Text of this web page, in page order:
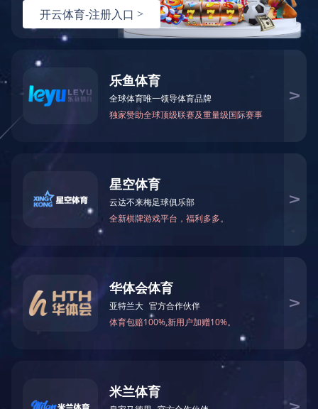
人才理念 社会招聘
尊重人才，培养人才
术学院等多所院校展开校企合作，成立“大象班”，不断为公司
培养优秀的专业人才。公司通过采取全员持股、绩效考核等激
励机制，充分调动了广大员工的主动性和积极性，吸引了一大
批优秀人才加盟，大大提升了企业的创新研发能力。